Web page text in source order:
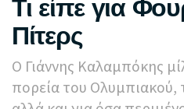
Τι είπε για
Πίτερς
Ο Γιάννης Καλαμπόκης
πορεία του Ολυμπιακού,